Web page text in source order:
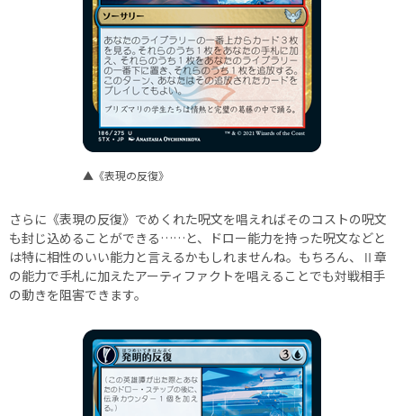
▲《表現の反復》
さらに《表現の反復》でめくれた呪文を唱えればそのコストの呪文
も封じ込めることができる……と、ドロー能力を持った呪文などと
は特に相性のいい能力と言えるかもしれませんね。もちろん、Ⅱ章
の能力で手札に加えたアーティファクトを唱えることでも対戦相手
の動きを阻害できます。